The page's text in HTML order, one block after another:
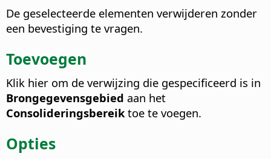
De geselecteerde elementen verwijderen zonder
een bevestiging te vragen.
Toevoegen
Klik hier om de verwijzing die gespecificeerd is in
Brongegevensgebied aan het
Consolideringsbereiktoe te voegen.
Opties